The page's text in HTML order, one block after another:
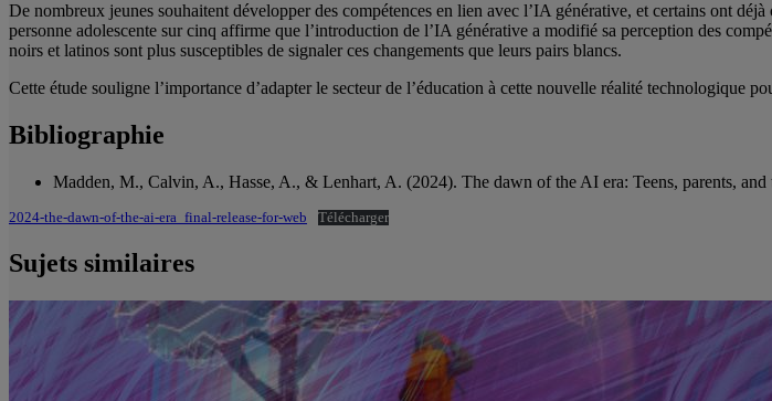
De nombreux jeunes souhaitent développer des compétences en lien avec l’IA générative, et certains ont
personne adolescente sur cinq affirme que l’introduction de l’IA générative a modifié sa perception des
noirs et latinos sont plus susceptibles de signaler ces changements que leurs pairs blancs.
Cette étude souligne l’importance d’adapter le secteur de l’éducation à cette nouvelle réalité technologique
Bibliographie
Madden, M., Calvin, A., Hasse, A., & Lenhart, A. (2024). The dawn of the AI era: Teens, parents,
2024-the-dawn-of-the-ai-era_final-release-for-web Télécharger
Sujets similaires